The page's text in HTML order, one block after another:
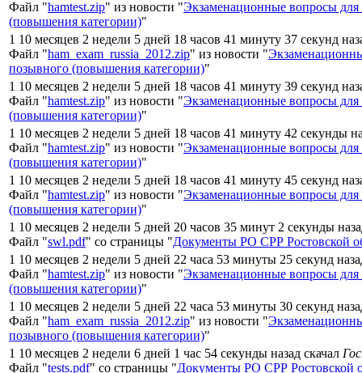
Файл "hamtest.zip" из новости "Экзаменационные вопросы
(повышения категории)"
1 10 месяцев 2 недели 5 дней 18 часов 41 минуту 37 секунд
Файл "ham_exam_russia_2012.zip" из новости "
позывного (повышения категории)"
1 10 месяцев 2 недели 5 дней 18 часов 41 минуту 39 секунд
Файл "hamtest.zip" из новости "Экзаменационные вопросы
(повышения категории)"
1 10 месяцев 2 недели 5 дней 18 часов 41 минуту 42 секунды
Файл "hamtest.zip" из новости "Экзаменационные вопросы
(повышения категории)"
1 10 месяцев 2 недели 5 дней 18 часов 41 минуту 45 секунд
Файл "hamtest.zip" из новости "Экзаменационные вопросы
(повышения категории)"
1 10 месяцев 2 недели 5 дней 20 часов 35 минут 2 секунды
Файл "swl.pdf" со страницы "Документы РО СРР Ростовской
1 10 месяцев 2 недели 5 дней 22 часа 53 минуты 25 секунд
Файл "hamtest.zip" из новости "Экзаменационные вопросы
(повышения категории)"
1 10 месяцев 2 недели 5 дней 22 часа 53 минуты 30 секунд
Файл "ham_exam_russia_2012.zip" из новости "
позывного (повышения категории)"
1 10 месяцев 2 недели 6 дней 1 час 54 секунды назад скачал
Файл "tests.pdf" со страницы "Документы РО СРР Ростовской